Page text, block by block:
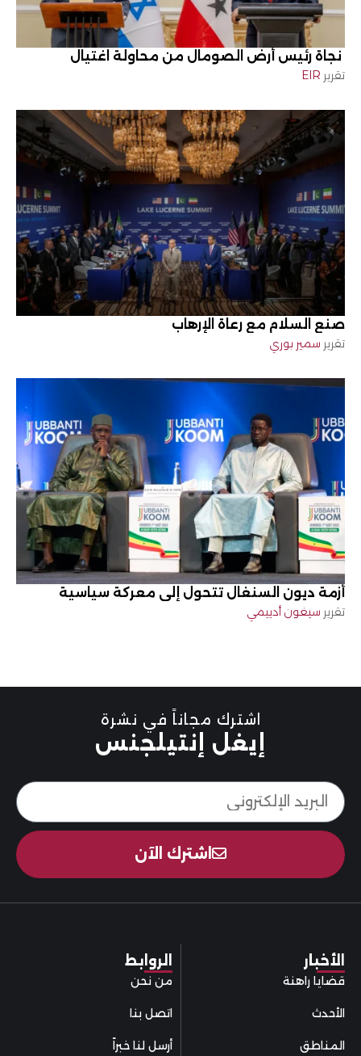
نجاة رئيس أرض الصومال من محاولة اغتيال
تقرير EIR
صنع السلام مع رعاة الإرهاب
تقرير سمير بوري
أزمة ديون السنغال تتحول إلى معركة سياسية
تقرير سيغون أدييمي
اشترك مجاناً في نشرة
إيغل إنتيلجنس
اشترك الآن
الأخبار
قضايا راهنة
الأحدث
المناطق
الروابط
من نحن
اتصل بنا
أرسل لنا خبراً